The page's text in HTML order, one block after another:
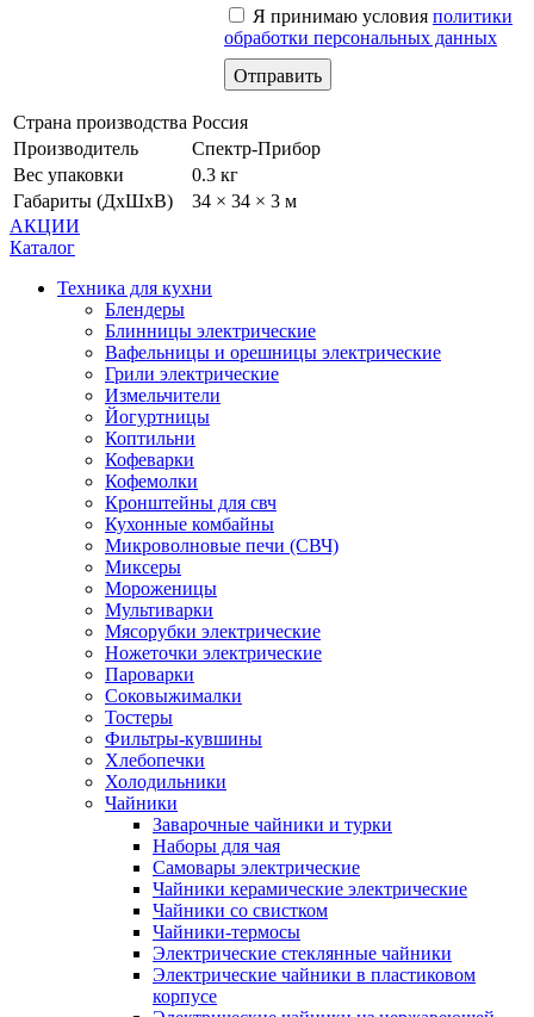
Я принимаю условия политики
обработки персональных данных
Страна производства Россия
Производитель
Спектр-Прибор
Вес упаковки
0.3 кг
Габариты (ДхШхВ)
34 × 34 × 3 м
АКЦИИ
Каталог
Техника для кухни
Блендеры
Блинницы электрические
Вафельницы и орешницы электрические
Грили электрические
Измельчители
Йогуртницы
Коптильни
Кофеварки
Кофемолки
Кронштейны для свч
Кухонные комбайны
Микроволновые печи (СВЧ)
Миксеры
Мороженицы
Мультиварки
Мясорубки электрические
Ножеточки электрические
Пароварки
Соковыжималки
Тостеры
Фильтры-кувшины
Хлебопечки
Холодильники
Чайники
Заварочные чайники и турки
Наборы для чая
Самовары электрические
Чайники керамические электрические
Чайники со свистком
Чайники-термосы
Электрические стеклянные чайники
Электрические чайники в пластиковом
корпусе